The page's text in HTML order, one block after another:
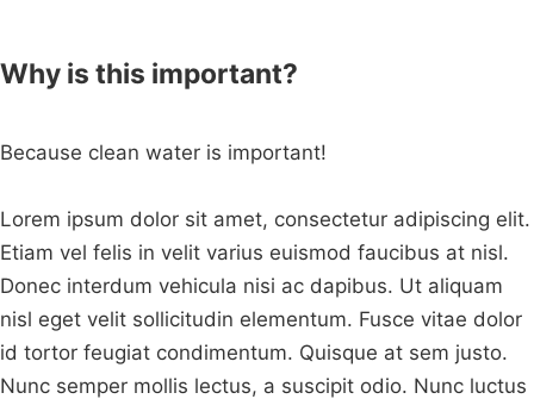
Why is this important?
Because clean water is important!
Lorem ipsum dolor sit amet, consectetur adipiscing elit.
Etiam vel felis in velit varius euismod faucibus at nisl.
Donec interdum vehicula nisi ac dapibus. Ut aliquam
nisl eget velit sollicitudin elementum. Fusce vitae dolor
id tortor feugiat condimentum. Quisque at sem justo.
Nunc semper mollis lectus, a suscipit odio. Nunc luctus